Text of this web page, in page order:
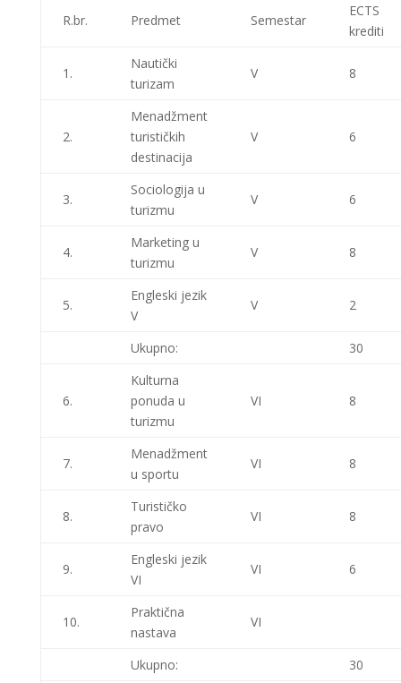
R.br. Predmet Semestar
ECTS
krediti
1.
Nautički
turizam
V 8
2.
Menadžment
turističkih
destinacija
V 6
3.
Sociologija u
turizmu
V 6
4.
Marketing u
turizmu
V 8
5.
Engleski jezik
V
V 2
Ukupno: 30
6.
Kulturna
ponuda u
turizmu
VI 8
7.
Menadžment
u sportu
VI 8
8.
Turističko
pravo
VI 8
9.
Engleski jezik
VI
VI 6
10.
Praktična
nastava
VI
Ukupno:
30